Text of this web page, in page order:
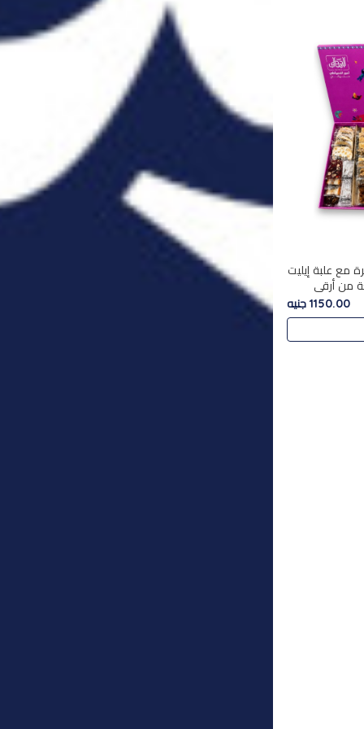
مع علبة إيليت
35 قطعة من أرقى
,معروضة
في..
1150.00 جنيه